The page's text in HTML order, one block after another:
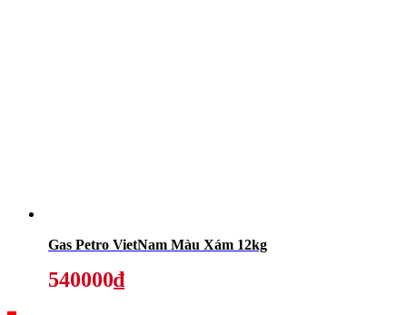
Gas Petro VietNam Màu Xám 12kg
540000₫